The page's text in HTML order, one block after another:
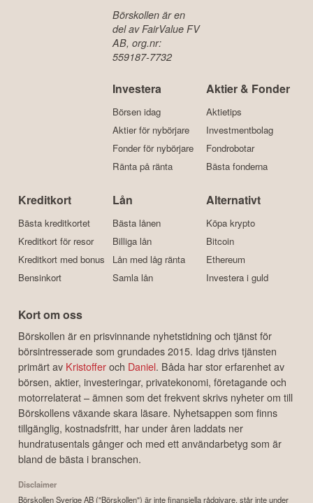
Börskollen är en
del av FairValue FV
AB, org.nr:
559187-7732
Investera
Börsen idag
Aktier för nybörjare
Fonder för nybörjare
Ränta på ränta
Aktier & Fonder
Aktietips
Investmentbolag
Fondrobotar
Bästa fonderna
Kreditkort
Bästa kreditkortet
Kreditkort för resor
Kreditkort med bonus
Bensinkort
Lån
Bästa lånen
Billiga lån
Lån med låg ränta
Samla lån
Alternativt
Köpa krypto
Bitcoin
Ethereum
Investera i guld
Kort om oss
Börskollen är en prisvinnande nyhetstidning och tjänst för
börsintresserade som grundades 2015. Idag drivs tjänsten
primärt av Kristofferoch Daniel. Båda har stor erfarenhet av
börsen, aktier, investeringar, privatekonomi, företagande och
motorrelaterat – ämnen som det frekvent skrivs nyheter om till
Börskollens växande skara läsare. Nyhetsappen som finns
tillgänglig, kostnadsfritt, har under åren laddats ner
hundratusentals gånger och med ett användarbetyg som är
bland de bästa i branschen.
Disclaimer
Börskollen Sverige AB ("Börskollen") är inte finansiella rådgivare, står inte under